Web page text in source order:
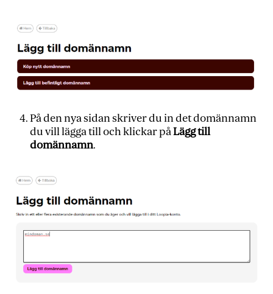
På den nya sidan skriver du in det domännamn
du vill lägga till och klickar påLägg till
domännamn.